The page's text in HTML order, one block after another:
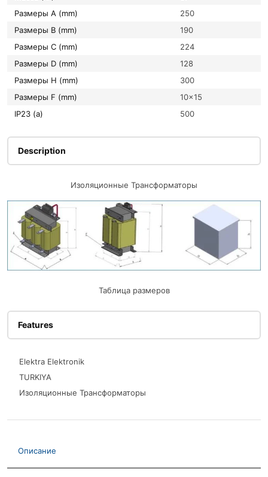
Размеры A (mm)
250
Размеры B (mm)
190
Размеры C (mm)
224
Размеры D (mm)
128
Размеры H (mm)
300
Размеры F (mm)
10×15
IP23 (a)
500
Description
Изоляционные Трансформаторы
Таблица размеров
Features
Elektra Elektronik
TURKIYA
Изоляционные Трансформаторы
Описание